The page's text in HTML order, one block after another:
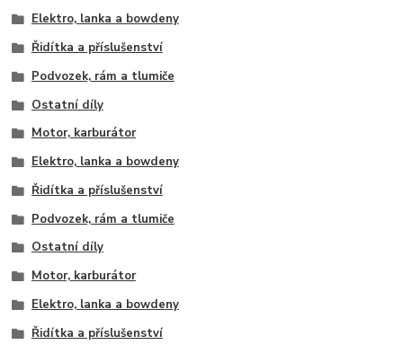
Elektro, lanka a bowdeny
Řidítka a příslušenství
Podvozek, rám a tlumiče
Ostatní díly
Motor, karburátor
Elektro, lanka a bowdeny
Řidítka a příslušenství
Podvozek, rám a tlumiče
Ostatní díly
Motor, karburátor
Elektro, lanka a bowdeny
Řidítka a příslušenství